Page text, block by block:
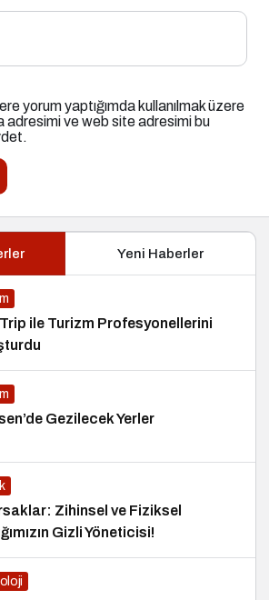
yorum yaptığımda kullanılmak üzere
adresimi ve web site adresimi bu
Yeni Haberler
ile Turizm Profesyonellerini
Gezilecek Yerler
Zihinsel ve Fiziksel
Gizli Yöneticisi!